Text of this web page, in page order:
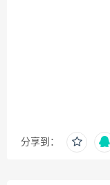
分享到：